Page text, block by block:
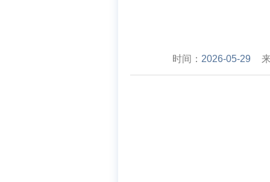
时间： 2026-05-29